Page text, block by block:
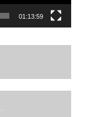
01:13:59